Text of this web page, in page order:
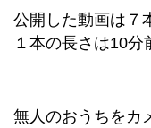
公開した動画は７
１本の長さは10分
無人のおうちをカ